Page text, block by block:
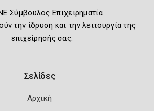
Σύμβουλος Επιχειρηματία
την ίδρυση και την λειτουργία της
επιχείρησής σας.
Σελίδες
Αρχική